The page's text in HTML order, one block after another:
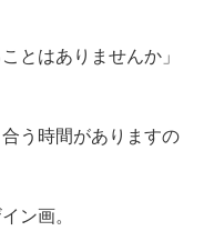
とはありませんか」
う時間がありますの
ン画。